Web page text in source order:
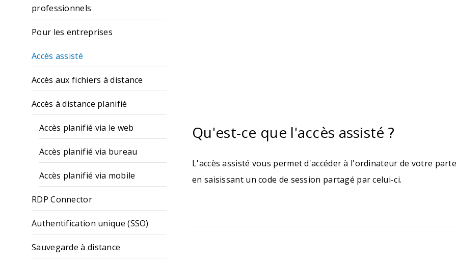
professionnels
Pour les entreprises
Accès assisté
Accès aux fichiers à distance
Accès à distance planifié
Accès planifié via le web
Accès planifié via bureau
Accès planifié via mobile
RDP Connector
Authentification unique (SSO)
Sauvegarde à distance
Qu'est-ce que l'accès assisté ?
L'accès assisté vous permet d'accéder à l'ordinateur de votre
en saisissant un code de session partagé par celui-ci.